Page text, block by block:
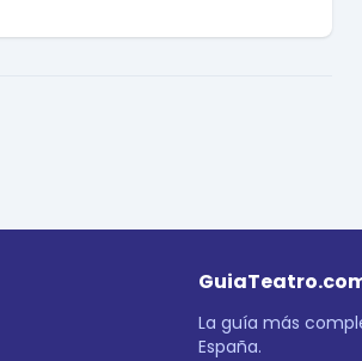
La guía más
España.